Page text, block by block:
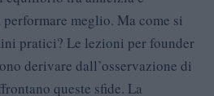
meglio. Ma come si
pratici? Le lezioni per founder
derivare dall’osservazione di
queste sfide. La